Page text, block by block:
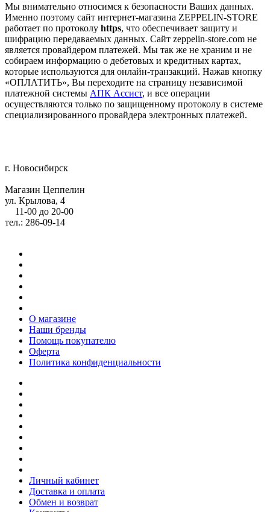
Мы внимательно относимся к безопасности Ваших данных.
Именно поэтому сайт интернет-магазина ZEPPELIN-STORE
работает по протоколу https, что обеспечивает защиту и
шифрацию передаваемых данных. Сайт zeppelin-store.com не
является провайдером платежей. Мы так же не храним и не
собираем информацию о дебетовых и кредитных картах,
которые используются для онлайн-транзакций. Нажав кнопку
«ОПЛАТИТЬ», Вы переходите на страницу независимой
платежной системы АПК Ассист, и все операции
осуществляются только по защищенному протоколу в системе
специализированного провайдера электронных платежей.
г. Новосибирск
Магазин Цеппелин
ул. Крылова, 4
11-00 до 20-00
тел.: 286-09-14
О магазине
Наши бренды
Помощь покупателю
Оферта
Политика конфиденциальности
Личный кабинет
Доставка и оплата
Обмен и возврат